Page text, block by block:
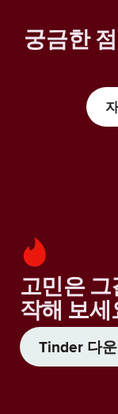
궁금한
고민은 그
작해 보세
Tinder 다